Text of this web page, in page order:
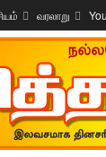
வரலாறு